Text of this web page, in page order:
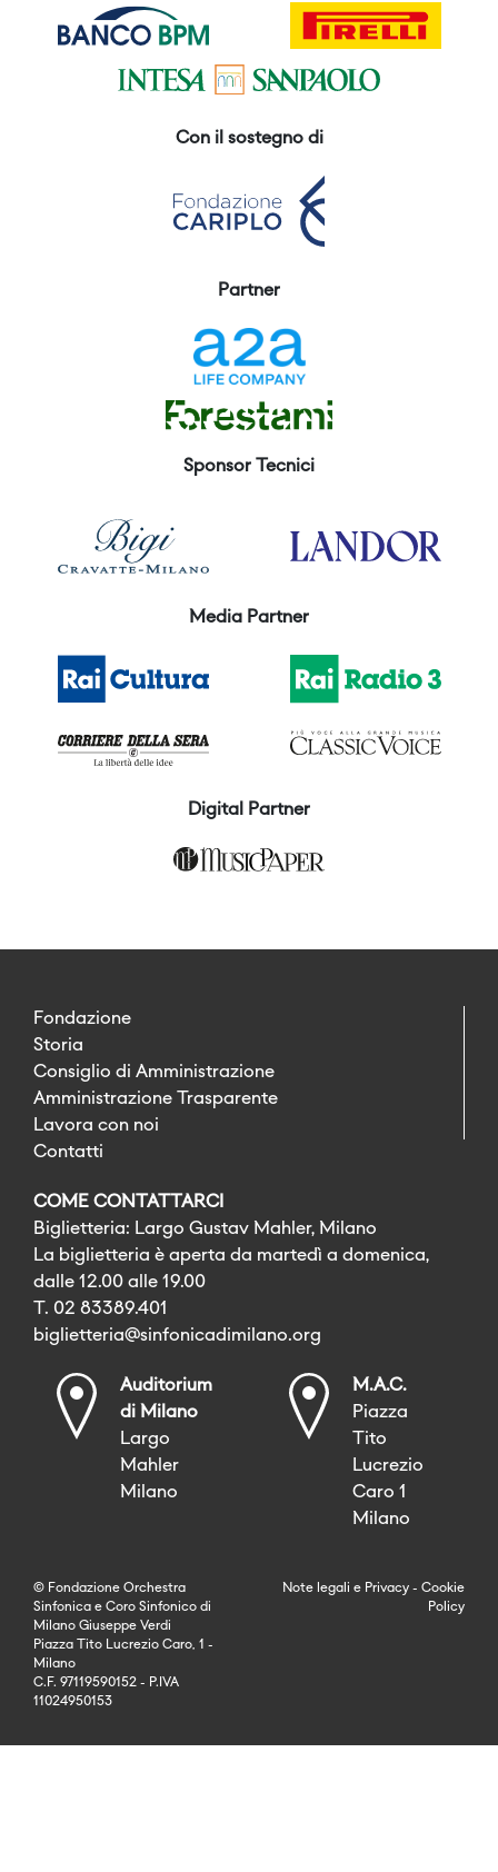
Con il sostegno di
Partner
Sponsor Tecnici
Media Partner
Digital Partner
Fondazione
Storia
Consiglio di Amministrazione
Amministrazione Trasparente
Lavora con noi
Contatti
COME CONTATTARCI
Biglietteria: Largo Gustav Mahler, Milano
La biglietteria è aperta da martedì a domenica,
dalle 12.00 alle 19.00
T. 02 83389.401
biglietteria@sinfonicadimilano.org
Auditorium
di Milano
Largo
Mahler
Milano
M.A.C.
Piazza
Tito
Lucrezio
Caro 1
Milano
© Fondazione Orchestra
Sinfonica e Coro Sinfonico di
Milano Giuseppe Verdi
Piazza Tito Lucrezio Caro, 1 -
Milano
C.F. 97119590152 - P.IVA
11024950153
Note legali e Privacy - Cookie
Policy